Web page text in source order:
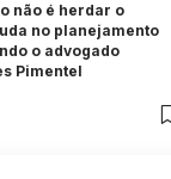
não é herdar o
no planejamento
o advogado
Pimentel